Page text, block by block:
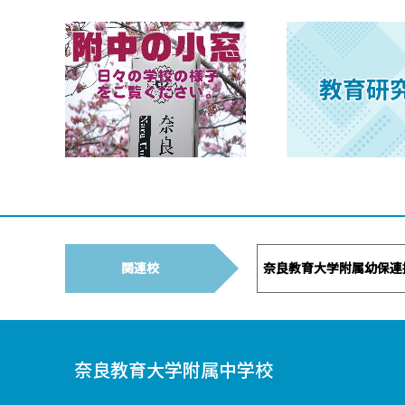
関連校 奈良教育大学附属幼保
奈良教育大学附属中学校